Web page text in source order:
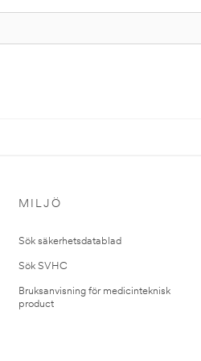
MILJÖ
Sök säkerhetsdatablad
Sök SVHC
Bruksanvisning för medicinteknisk
product